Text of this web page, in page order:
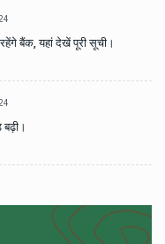
बैंक, यहां देखें पूरी सूची।
बढ़ी।